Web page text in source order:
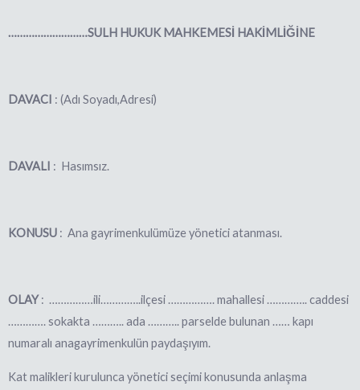
………………………SULH HUKUK MAHKEMESİ HAKİMLİĞİNE
DAVACI : (Adı Soyadı,Adresi)
DAVALI : Hasımsız.
KONUSU : Ana gayrimenkulümüzeyönetici atanması.
OLAY: ……………ili…………..ilçesi ……………. mahallesi ………….. caddesi
…………. sokakta ……….. ada ……….. parselde bulunan …… kapı
numaralı anagayrimenkulün paydaşıyım.
Kat malikleri kurulunca yönetici seçimi konusunda anlaşma